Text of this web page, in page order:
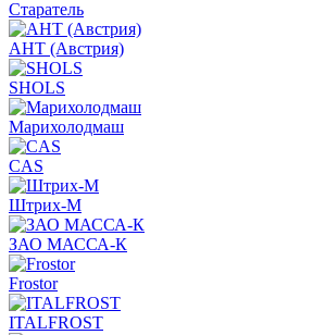
Старатель
АНТ (Австрия)
SHOLS
Марихолодмаш
CAS
Штрих-М
ЗАО МАССА-К
Frostor
ITALFROST